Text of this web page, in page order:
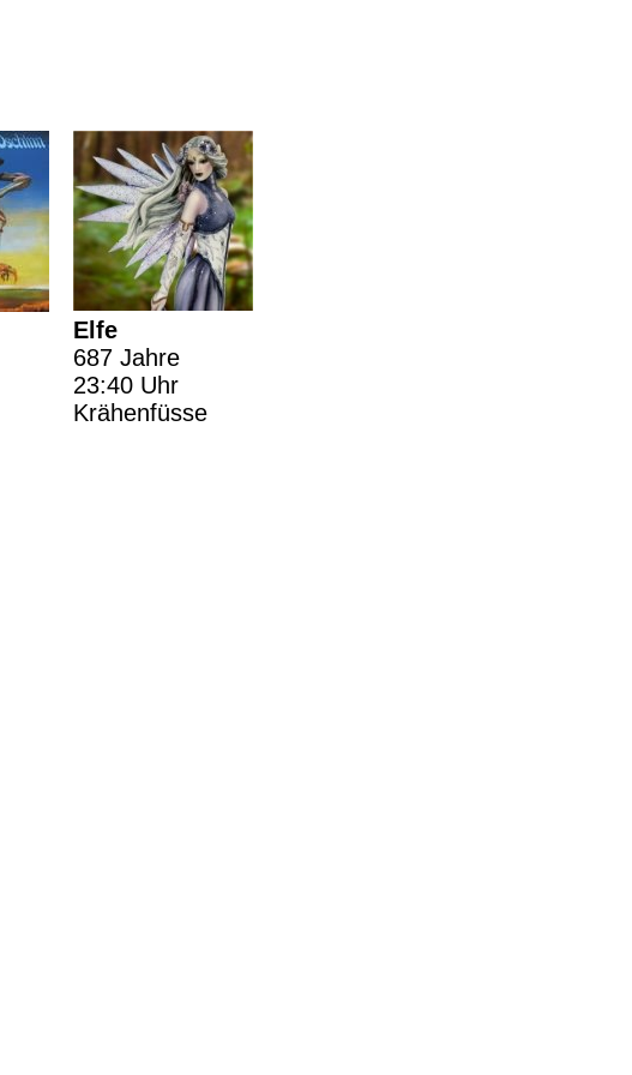
Elfe
687 Jahre
23:40 Uhr
Krähenfüsse